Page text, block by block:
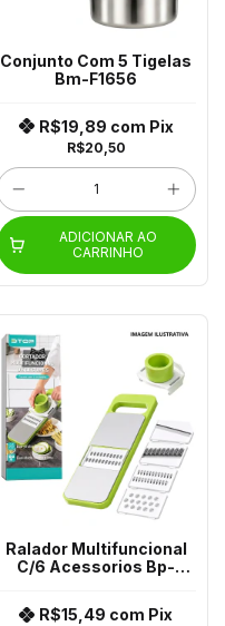
Conjunto Com 5 Tigelas
Bm-F1656
R$20,50
R$19,89 com Pix
ADICIONAR AO
CARRINHO
Ralador Multifuncional
C/6 Acessorios Bp-
R$15,49 com Pix